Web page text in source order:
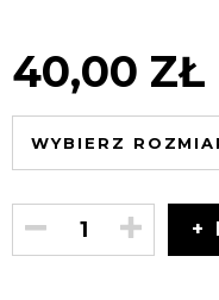
40,00 ZŁ
WYBIERZ
+